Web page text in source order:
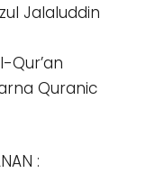
Jalaluddin
Qur’an⁣⁣
Quranic
: